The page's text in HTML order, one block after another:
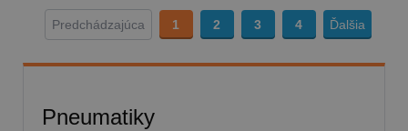
Predchádzajúca 1 2 3 4 Ďalšia
Pneumatiky